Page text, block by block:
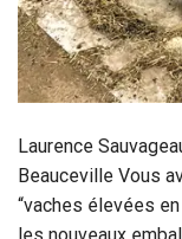
Laurence
Beauceville Vous
“vaches élevées